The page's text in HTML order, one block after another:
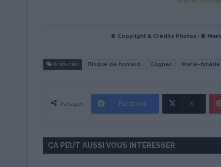
© Copyright & Crédits Photos : ©
Mots-clés Bisque de homard Cognac Marie-Amélie
Partager Facebook X
ÇA PEUT AUSSI VOUS INTÉRESSER